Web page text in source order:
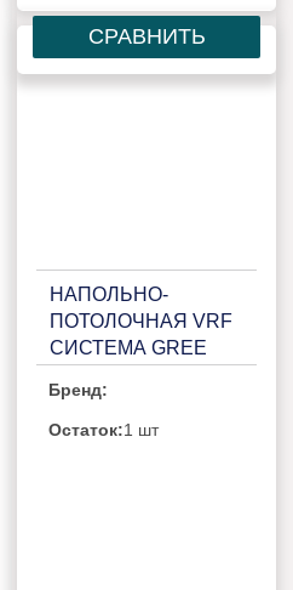
СРАВНИТЬ
НАПОЛЬНО-
ПОТОЛОЧНАЯ VRF
СИСТЕМА GREE
Бренд:
Остаток:1 шт